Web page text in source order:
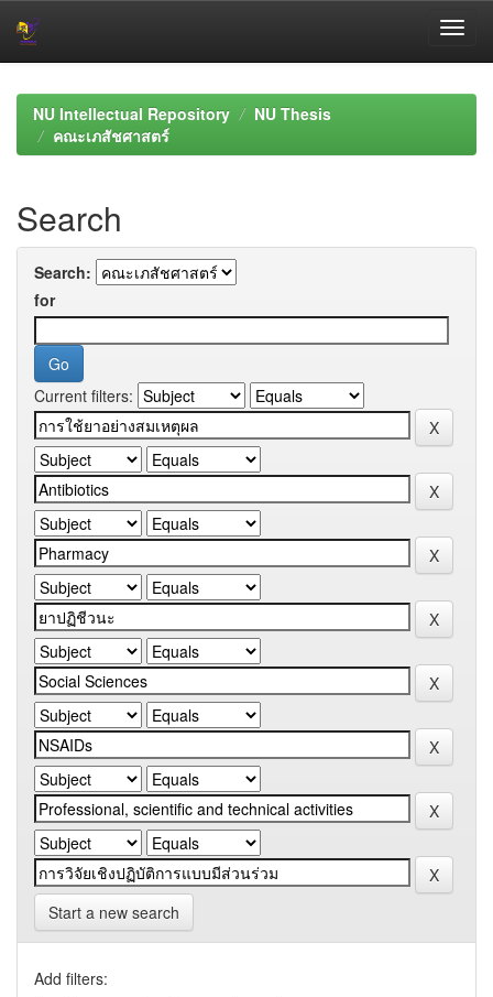
navigationNU Intellectual Repository
NU Thesis
คณะเภสัชศาสตร์
Search
Search:
for
Current filters:
Start a new search
Add filters: